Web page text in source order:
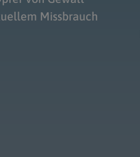
Missbrauch